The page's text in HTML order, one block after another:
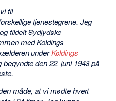
til
tjenestegrene. Jeg
tildelt Sydjydske
med Koldings
underKoldings
begyndte den 22. juni 1943 på
måde, at vi mødte hvert